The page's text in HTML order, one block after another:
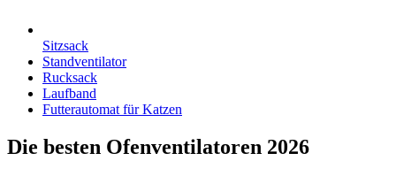
Sitzsack
Standventilator
Rucksack
Laufband
Futterautomat für Katzen
Die besten Ofenventilatoren 2026